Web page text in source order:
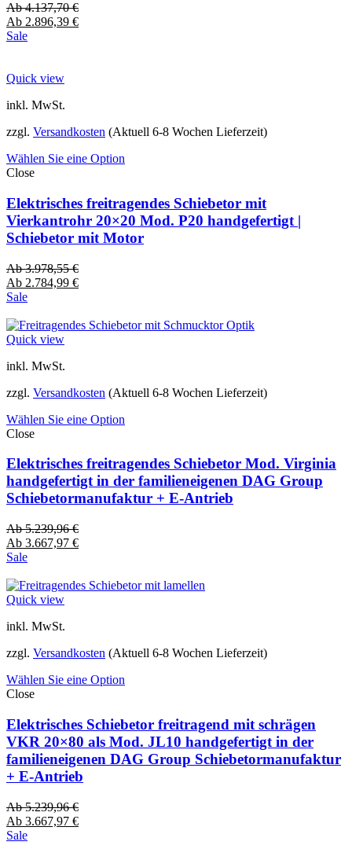
Ab4.137,70€
Ab 2.896,39 €
Sale
Quick view
inkl. MwSt.
zzgl. Versandkosten (Aktuell 6-8 Wochen Lieferzeit)
Wählen Sie eine Option
Close
Elektrisches freitragendes Schiebetor mit
Vierkantrohr 20×20 Mod. P20 handgefertigt |
Schiebetor mit Motor
Ab3.978,55€
Ab 2.784,99 €
Sale
Quick view
inkl. MwSt.
zzgl. Versandkosten (Aktuell 6-8 Wochen Lieferzeit)
Wählen Sie eine Option
Close
Elektrisches freitragendes Schiebetor Mod. Virginia
handgefertigt in der familieneigenen DAG Group
Schiebetormanufaktur + E-Antrieb
Ab5.239,96€
Ab 3.667,97 €
Sale
Quick view
inkl. MwSt.
zzgl. Versandkosten (Aktuell 6-8 Wochen Lieferzeit)
Wählen Sie eine Option
Close
Elektrisches Schiebetor freitragend mit schrägen
VKR 20×80 als Mod. JL10 handgefertigt in der
familieneigenen DAG Group Schiebetormanufaktur
+ E-Antrieb
Ab5.239,96€
Ab 3.667,97 €
Sale